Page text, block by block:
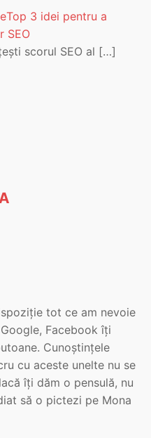
Top 3 idei pentru a
SEO
scorul SEO al […]
Reset
tot ce am nevoie
Facebook îți
Cunoștințele
cu aceste unelte nu se
îți dăm o pensulă, nu
să o pictezi pe Mona